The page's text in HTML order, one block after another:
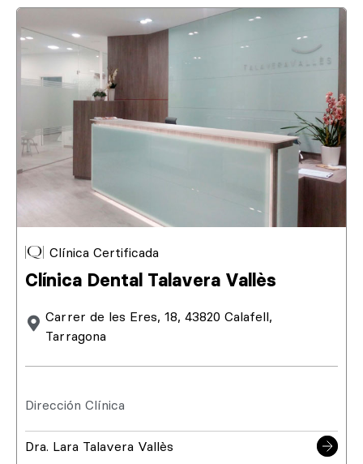
Clínica Certificada
Clínica Dental Talavera Vallès
Carrer de les Eres, 18, 43820 Calafell,
Tarragona
Dirección Clínica
Dra. Lara Talavera Vallès